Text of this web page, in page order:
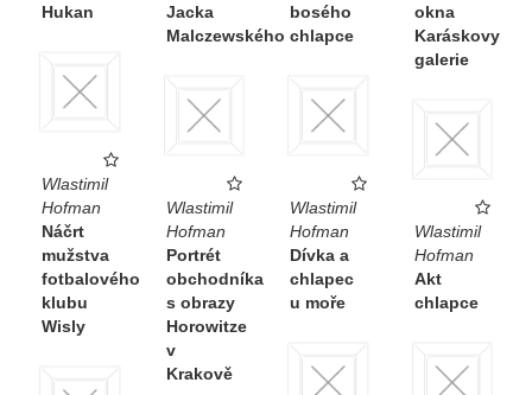
Hukan
Jacka
Malczewského
bosého
chlapce
okna
Karáskovy
galerie
Wlastimil
Hofman
Náčrt
mužstva
fotbalového
klubu
Wisly
Wlastimil
Hofman
Portrét
obchodníka
s obrazy
Horowitze
v
Krakově
Wlastimil
Hofman
Dívka a
chlapec
u moře
Wlastimil
Hofman
Akt
chlapce